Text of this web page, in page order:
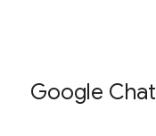
کتابخانه های سرویس گیرنده Google Chat